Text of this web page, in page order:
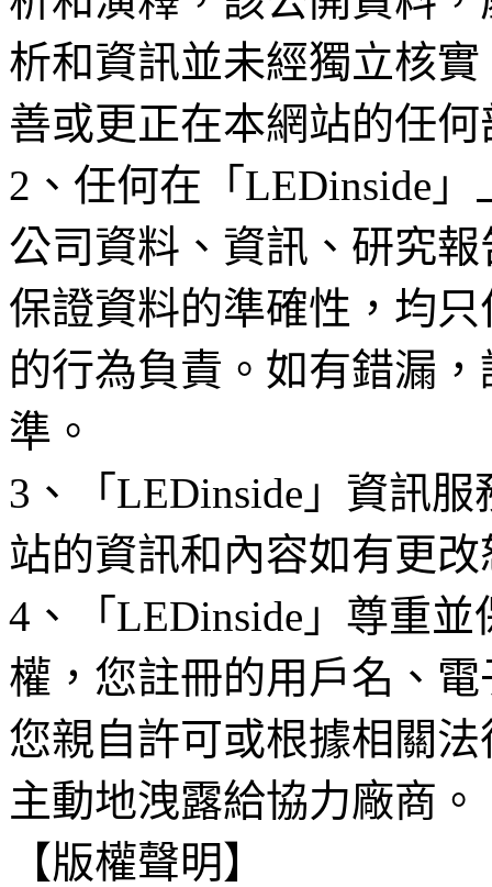
析和資訊並未經獨立核
善或更正在本網站的任
2、任何在「LEDinside
公司資料、資訊、研究
保證資料的準確性，均
的行為負責。如有錯漏
準。
3、「LEDinside」資訊
站的資訊和內容如有更
4、「LEDinside」尊重
權，您註冊的用戶名、
您親自許可或根據相關
主動地洩露給協力廠商。
【版權聲明】